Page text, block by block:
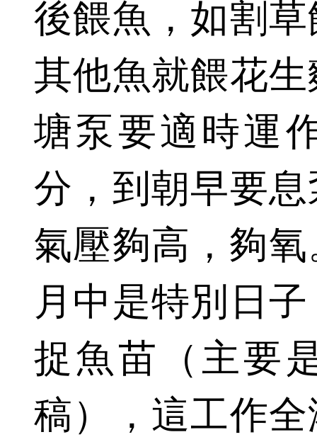
後餵魚，如割
其他魚就餵花
塘泵要適時運
分，到朝早要
氣壓夠高，夠
月中是特別日
捉魚苗（主要
稿），這工作